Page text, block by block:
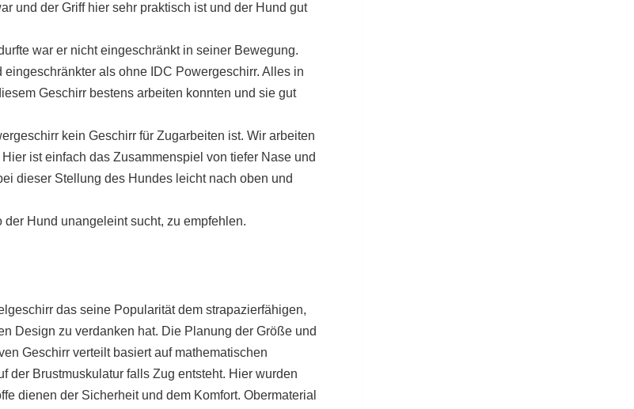
und der Griff hier sehr praktisch ist und der Hund gut
war er nicht eingeschränkt in seiner Bewegung.
als ohne IDC Powergeschirr. Alles in
Geschirr bestens arbeiten konnten und sie gut
kein Geschirr für Zugarbeiten ist. Wir arbeiten
ist einfach das Zusammenspiel von tiefer Nase und
dieser Stellung des Hundes leicht nach oben und
Hund unangeleint sucht, zu empfehlen.
das seine Popularität dem strapazierfähigen,
Design zu verdanken hat. Die Planung der Größe und
Geschirr verteilt basiert auf mathematischen
der Brustmuskulatur falls Zug entsteht. Hier wurden
dienen der Sicherheit und dem Komfort. Obermaterial